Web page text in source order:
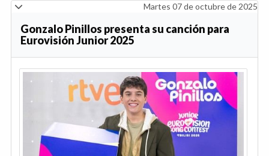
Martes 07 de octubre de 2025
Gonzalo Pinillos presenta su canción para
Eurovisión Junior 2025